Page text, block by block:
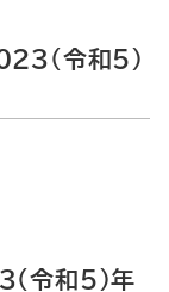
（令和5）
令和5）年